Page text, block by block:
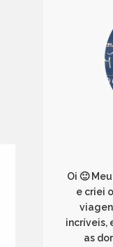
Oi 🙂
e criei
incríveis,
as